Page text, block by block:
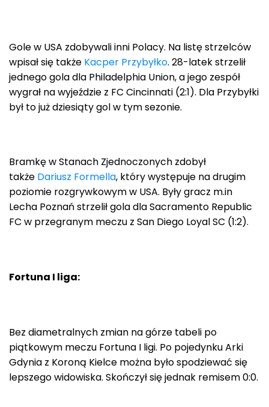
Gole w USA zdobywali inni Polacy. Na listę strzelców
wpisał się także Kacper Przybyłko. 28-latek strzelił
jednego gola dla Philadelphia Union, a jego zespół
wygrał na wyjeździe z FC Cincinnati (2:1). Dla Przybyłki
był to już dziesiąty gol w tym sezonie.
Bramkę w Stanach Zjednoczonych zdobył
także Dariusz Formella, który występuje na drugim
poziomie rozgrywkowym w USA. Były gracz m.in
Lecha Poznań strzelił gola dla Sacramento Republic
FC w przegranym meczu z San Diego Loyal SC (1:2).
Fortuna I liga:
Bez diametralnych zmian na górze tabeli po
piątkowym meczu Fortuna I ligi. Po pojedynku Arki
Gdynia z Koroną Kielce można było spodziewać się
lepszego widowiska. Skończył się jednak remisem 0:0.